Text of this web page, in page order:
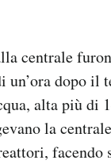
centrale
un’ora dopo il
alta più di
la
facendo